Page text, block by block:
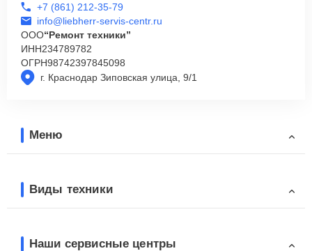
г. Краснодар Зиповская улица, 9/1
+7 (861) 212-35-79
info@liebherr-servis-centr.ru
ООО“Ремонт техники”
ИНН234789782
ОГРН98742397845098
Меню
Виды техники
Наши сервисные центры